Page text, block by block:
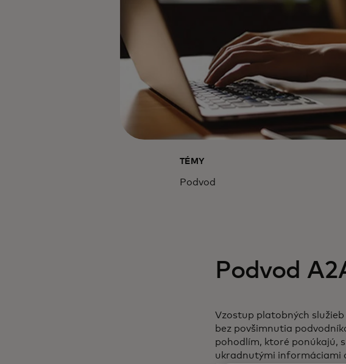
TÉMY
Podvod
Podvod
Vzostup platobných
bez povšimnutia
pohodlím, ktoré ponúkajú,
ukradnutými informáciami